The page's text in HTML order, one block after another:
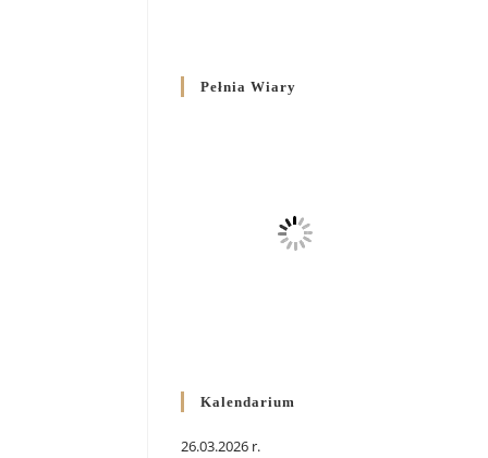
Pełnia Wiary
Kalendarium
26.03.2026 r.